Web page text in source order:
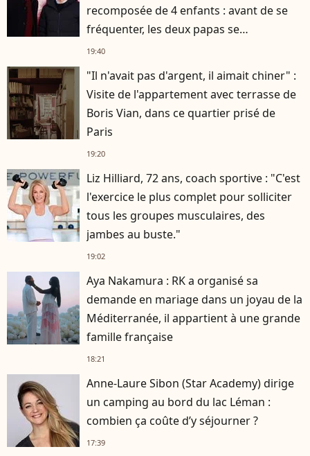
recomposée de 4 enfants : avant de se
fréquenter, les deux papas se
connaissaient depuis des années
19:40
"Il n'avait pas d'argent, il aimait chiner" :
Visite de l'appartement avec terrasse de
Boris Vian, dans ce quartier prisé de
Paris
19:20
Liz Hilliard, 72 ans, coach sportive : "C'est
l'exercice le plus complet pour solliciter
tous les groupes musculaires, des
jambes au buste."
19:02
Aya Nakamura : RK a organisé sa
demande en mariage dans un joyau de la
Méditerranée, il appartient à une grande
famille française
18:21
Anne-Laure Sibon (Star Academy) dirige
un camping au bord du lac Léman :
combien ça coûte d’y séjourner ?
17:39